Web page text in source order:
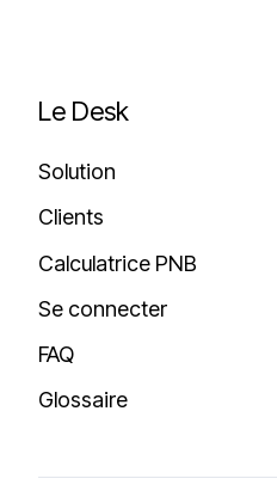
Le Desk
Solution
Clients
Calculatrice PNB
Se connecter
FAQ
Glossaire